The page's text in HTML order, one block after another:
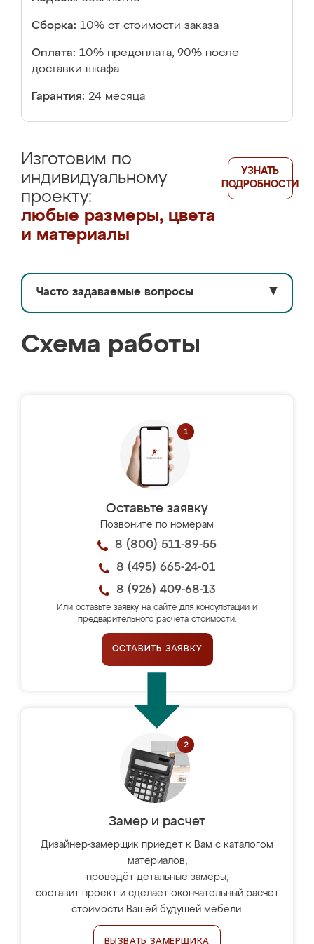
Сборка: 10% от стоимости заказа
Оплата: 10% предоплата, 90% после
доставки шкафа
Гарантия: 24 месяца
Изготовим по
индивидуальному
проекту:
любые размеры, цвета
и материалы
УЗНАТЬ
ПОДРОБНОСТИ
Часто задаваемые вопросы ▼
Схема работы
Оставьте заявку
Позвоните по номерам
8 (800) 511-89-55
8 (495) 665-24-01
8 (926) 409-68-13
Или оставьте заявку на сайте для консультации и
предварительного расчёта стоимости.
ОСТАВИТЬ ЗАЯВКУ
Замер и расчет
Дизайнер-замерщик приедет к Вам с каталогом
материалов,
проведёт детальные замеры,
составит проект и сделает окончательный расчёт
стоимости Вашей будущей мебели.
ВЫЗВАТЬ ЗАМЕРЩИКА